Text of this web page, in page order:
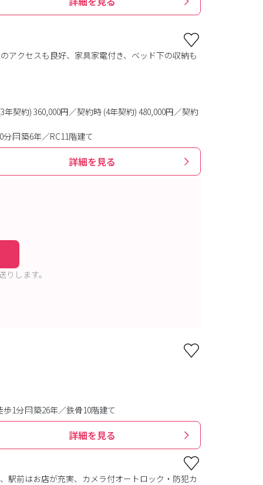
アクセスも良好、家具家電付き、ベッド下の収納も
契約) 360,000円／契約時 (4年契約) 480,000円／契約
分 築6年／RC11階建て
詳細を見る
します。
歩1分 築26年／鉄骨10階建て
詳細を見る
前はお店が充実、カメラ付オートロック・防犯カ